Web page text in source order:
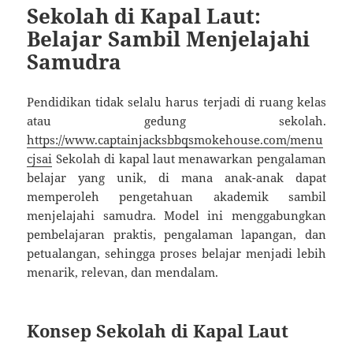
Sekolah di Kapal Laut:
Belajar Sambil Menjelajahi
Samudra
Pendidikan tidak selalu harus terjadi di ruang kelas
atau gedung sekolah.
https://www.captainjacksbbqsmokehouse.com/menu
cjsai Sekolah di kapal laut menawarkan pengalaman
belajar yang unik, di mana anak-anak dapat
memperoleh pengetahuan akademik sambil
menjelajahi samudra. Model ini menggabungkan
pembelajaran praktis, pengalaman lapangan, dan
petualangan, sehingga proses belajar menjadi lebih
menarik, relevan, dan mendalam.
Konsep Sekolah di Kapal Laut